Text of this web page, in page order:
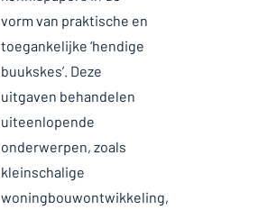
vorm van praktische en
toegankelijke ‘hendige
buukskes’. Deze
uitgaven behandelen
uiteenlopende
onderwerpen, zoals
kleinschalige
woningbouwontwikkeling,